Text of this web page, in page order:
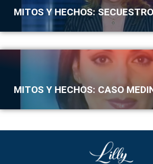
MITOS Y HECHOS:
MITOS Y HECHOS: CASO